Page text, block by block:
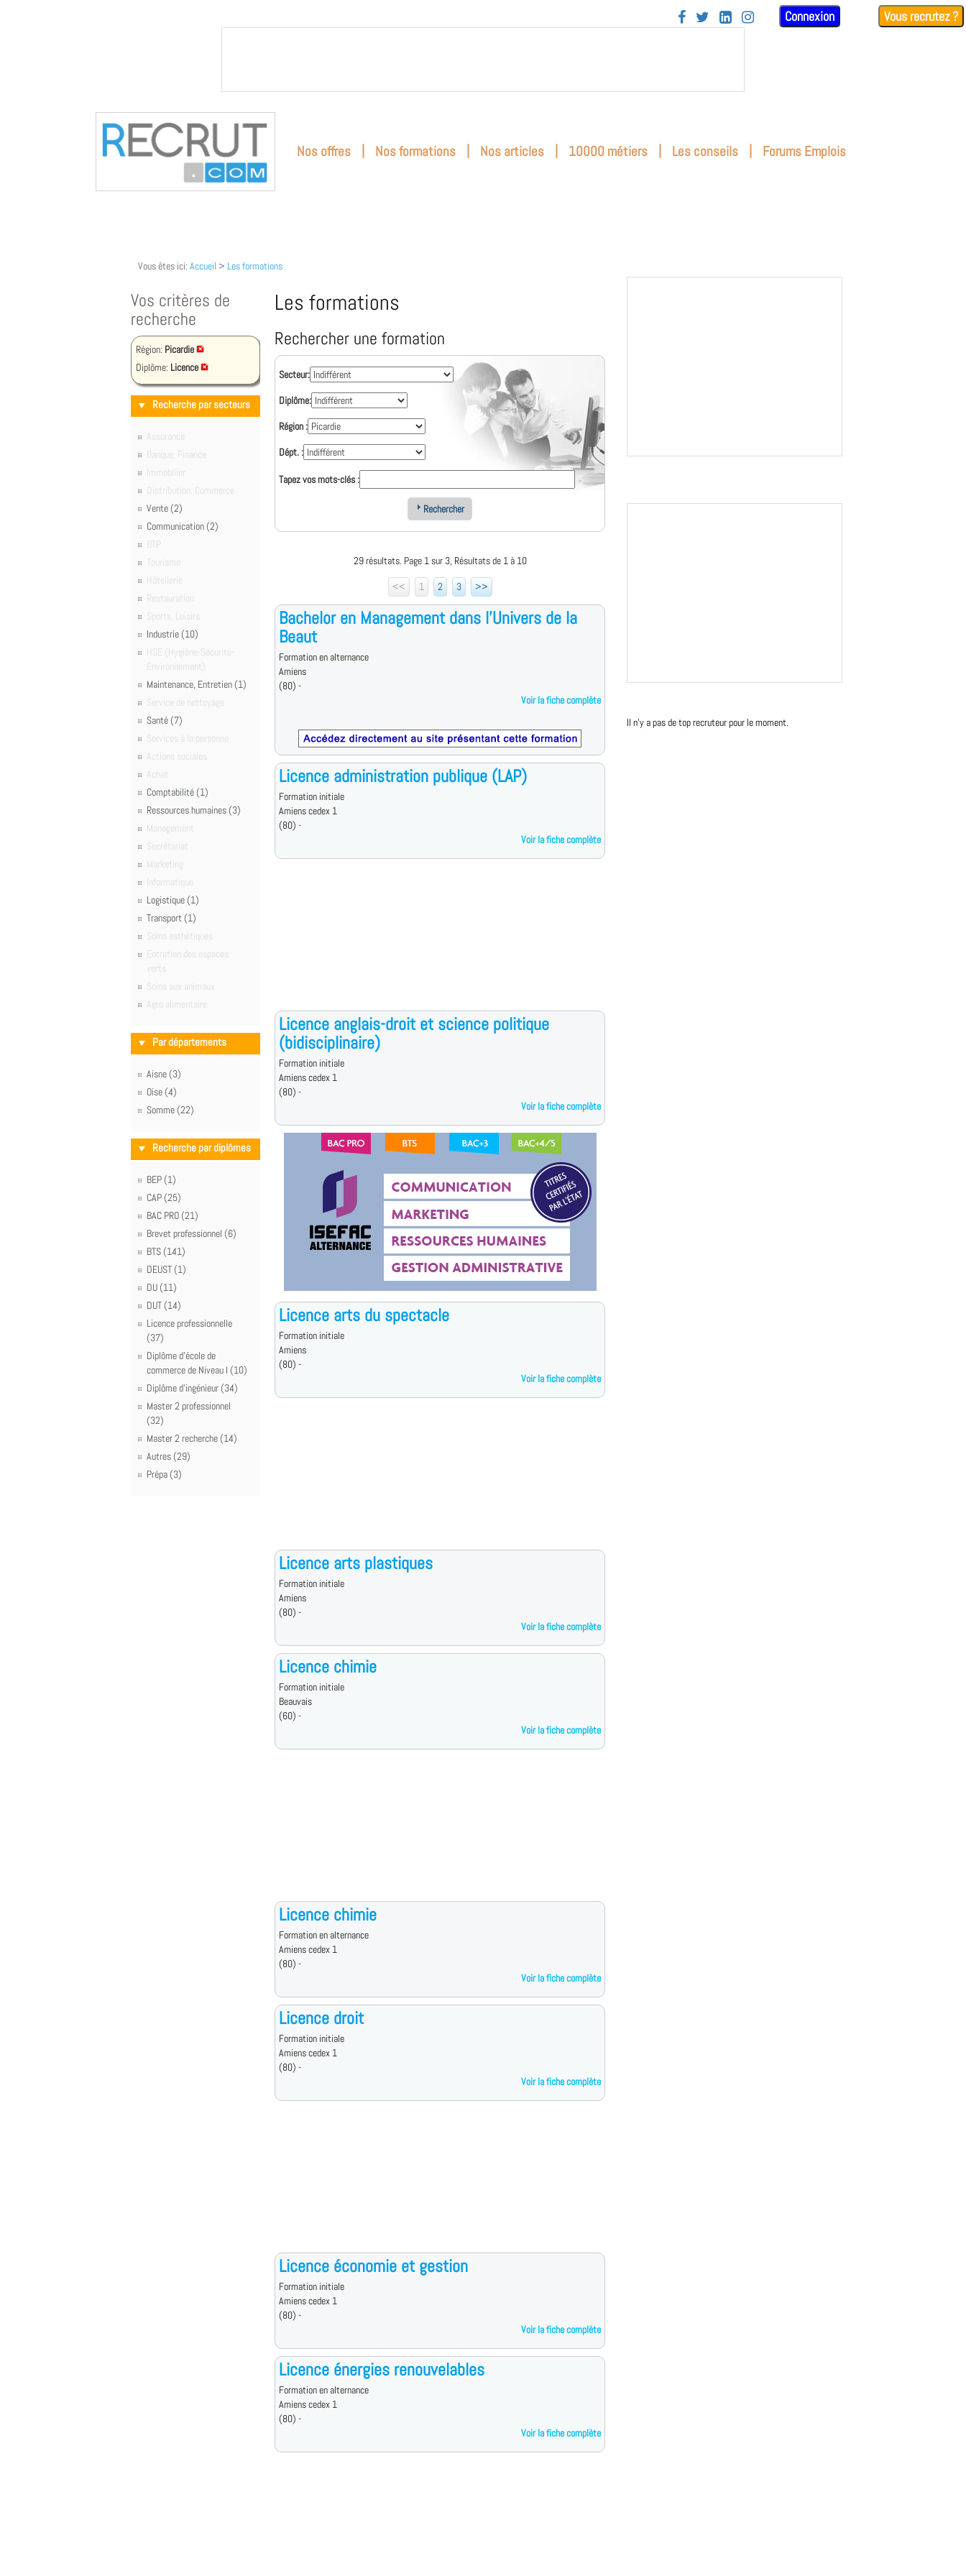
    Connexion Vous recrutez ?
Nos offres | Nos formations | Nos articles | 10000 métiers | Les conseils | Forums Emplois
Vous êtes ici: Accueil > Les formations
Vos critères de
recherche
Région: Picardie
Diplôme: Licence
Recherche par secteurs
Assurance
Banque, Finance
Immobilier
Distribution, Commerce
Vente (2)
Communication (2)
BTP
Tourisme
Hôtellerie
Restauration
Sports, Loisirs
Industrie (10)
HSE (Hygiène-Sécurité-
Environnement)
Maintenance, Entretien (1)
Service de nettoyage
Santé (7)
Services à la personne
Actions sociales
Achat
Comptabilité (1)
Ressources humaines (3)
Management
Secrétariat
Marketing
Informatique
Logistique (1)
Transport (1)
Soins esthétiques
Entretien des espaces
verts
Soins aux animaux
Agro alimentaire
Par départements
Aisne (3)
Oise (4)
Somme (22)
Recherche par diplômes
BEP (1)
CAP (25)
BAC PRO (21)
Brevet professionnel (6)
BTS (141)
DEUST (1)
DU (11)
DUT (14)
Licence professionnelle
(37)
Diplôme d'école de
commerce de Niveau I (10)
Diplôme d'ingénieur (34)
Master 2 professionnel
(32)
Master 2 recherche (14)
Autres (29)
Prépa (3)
Les formations
Rechercher une formation
Secteur:
Diplôme:
Région :
Dépt. :
Tapez vos mots-clés :
Rechercher
29 résultats. Page 1 sur 3, Résultats de 1 à 10
<<
1 2 3 >>
Bachelor en Management dans l'Univers de la
Beaut
Formation en alternance
Amiens
(80) -
Voir la fiche complète
Licence administration publique (LAP)
Formation initiale
Amiens cedex 1
(80) -
Voir la fiche complète
Licence anglais-droit et science politique
(bidisciplinaire)
Formation initiale
Amiens cedex 1
(80) -
Voir la fiche complète
Licence arts du spectacle
Formation initiale
Amiens
(80) -
Voir la fiche complète
Licence arts plastiques
Formation initiale
Amiens
(80) -
Voir la fiche complète
Licence chimie
Formation initiale
Beauvais
(60) -
Voir la fiche complète
Licence chimie
Formation en alternance
Amiens cedex 1
(80) -
Voir la fiche complète
Licence droit
Formation initiale
Amiens cedex 1
(80) -
Voir la fiche complète
Licence économie et gestion
Formation initiale
Amiens cedex 1
(80) -
Voir la fiche complète
Licence énergies renouvelables
Formation en alternance
Amiens cedex 1
(80) -
Voir la fiche complète
Il n'y a pas de top recruteur pour le moment.